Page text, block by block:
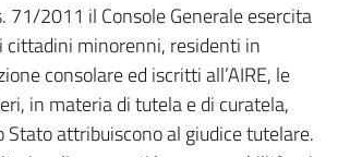
71/2011 il Console Generale esercita
cittadini minorenni, residenti in
consolare ed iscritti all’AIRE, le
in materia di tutela e di curatela,
Stato attribuiscono al giudice tutelare.